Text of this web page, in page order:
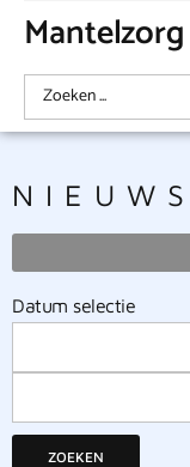
NIEUWS
Datum selectie
ZOEKEN